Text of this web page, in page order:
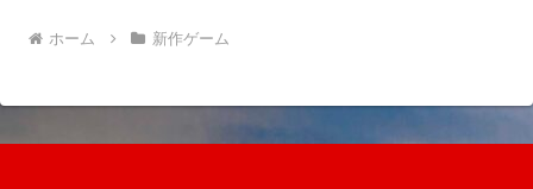
ホーム 新作ゲーム